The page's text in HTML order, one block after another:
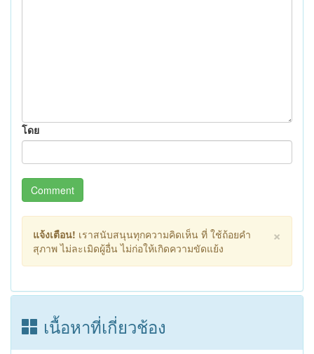
โดย
Comment
×
แจ้งเตือน! เราสนับสนุนทุกความคิดเห็น ที่ ใช้ถ้อยคำ
สุภาพ ไม่ละเมิดผู้อื่น ไม่ก่อให้เกิดความขัดแย้ง
เนื้อหาที่เกี่ยวช้อง